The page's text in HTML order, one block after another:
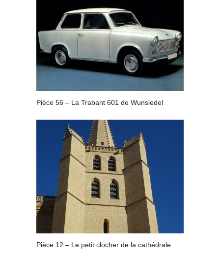
Pièce 56 – La Trabant 601 de Wunsiedel
Pièce 12 – Le petit clocher de la cathédrale